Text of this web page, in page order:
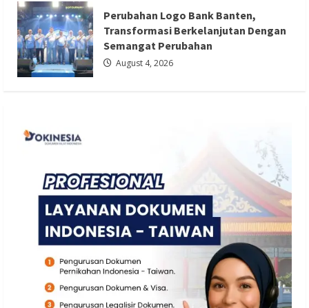
Semangat Perubahan
Redaksi 01 August 4, 2026
Perubahan Logo Bank Banten,
Transformasi Berkelanjutan Dengan
Semangat Perubahan
August 4, 2026